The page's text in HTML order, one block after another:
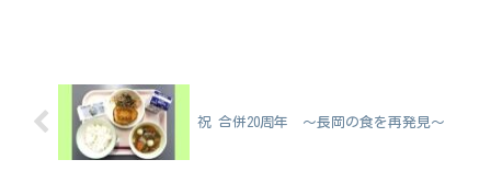
祝 合併20周年 ～長岡の食を再発見～